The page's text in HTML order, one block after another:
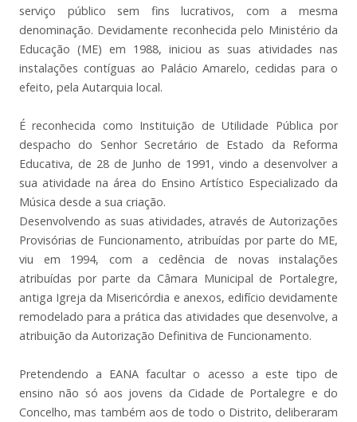
serviço público sem fins lucrativos, com a mesma
denominação. Devidamente reconhecida pelo Ministério da
Educação (ME) em 1988, iniciou as suas atividades nas
instalações contíguas ao Palácio Amarelo, cedidas para o
efeito, pela Autarquia local.
É reconhecida como Instituição de Utilidade Pública por
despacho do Senhor Secretário de Estado da Reforma
Educativa, de 28 de Junho de 1991, vindo a desenvolver a
sua atividade na área do Ensino Artístico Especializado da
Música desde a sua criação.
Desenvolvendo as suas atividades, através de Autorizações
Provisórias de Funcionamento, atribuídas por parte do ME,
viu em 1994, com a cedência de novas instalações
atribuídas por parte da Câmara Municipal de Portalegre,
antiga Igreja da Misericórdia e anexos, edifício devidamente
remodelado para a prática das atividades que desenvolve, a
atribuição da Autorização Definitiva de Funcionamento.
Pretendendo a EANA facultar o acesso a este tipo de
ensino não só aos jovens da Cidade de Portalegre e do
Concelho, mas também aos de todo o Distrito, deliberaram